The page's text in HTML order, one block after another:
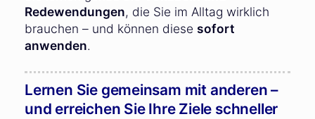
Redewendungen, die Sie im Alltag wirklich
brauchen – und können diese sofort
anwenden.
Lernen Sie gemeinsam mit anderen –
und erreichen Sie Ihre Ziele schneller